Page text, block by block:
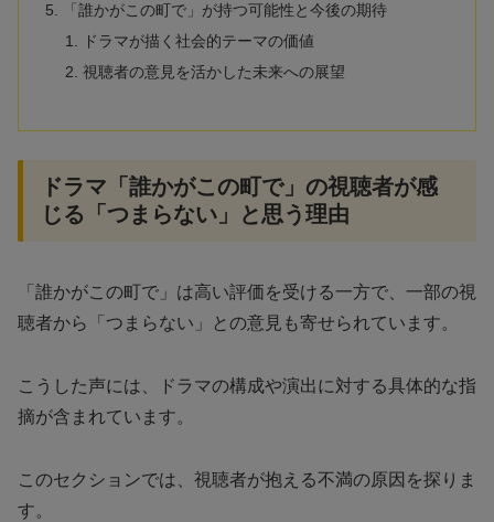
「誰かがこの町で」が持つ可能性と今後の期待
ドラマが描く社会的テーマの価値
視聴者の意見を活かした未来への展望
ドラマ「誰かがこの町で」の視聴者が感
じる「つまらない」と思う理由
「誰かがこの町で」は高い評価を受ける一方で、一部の視
聴者から「つまらない」との意見も寄せられています。
こうした声には、ドラマの構成や演出に対する具体的な指
摘が含まれています。
このセクションでは、視聴者が抱える不満の原因を探りま
す。